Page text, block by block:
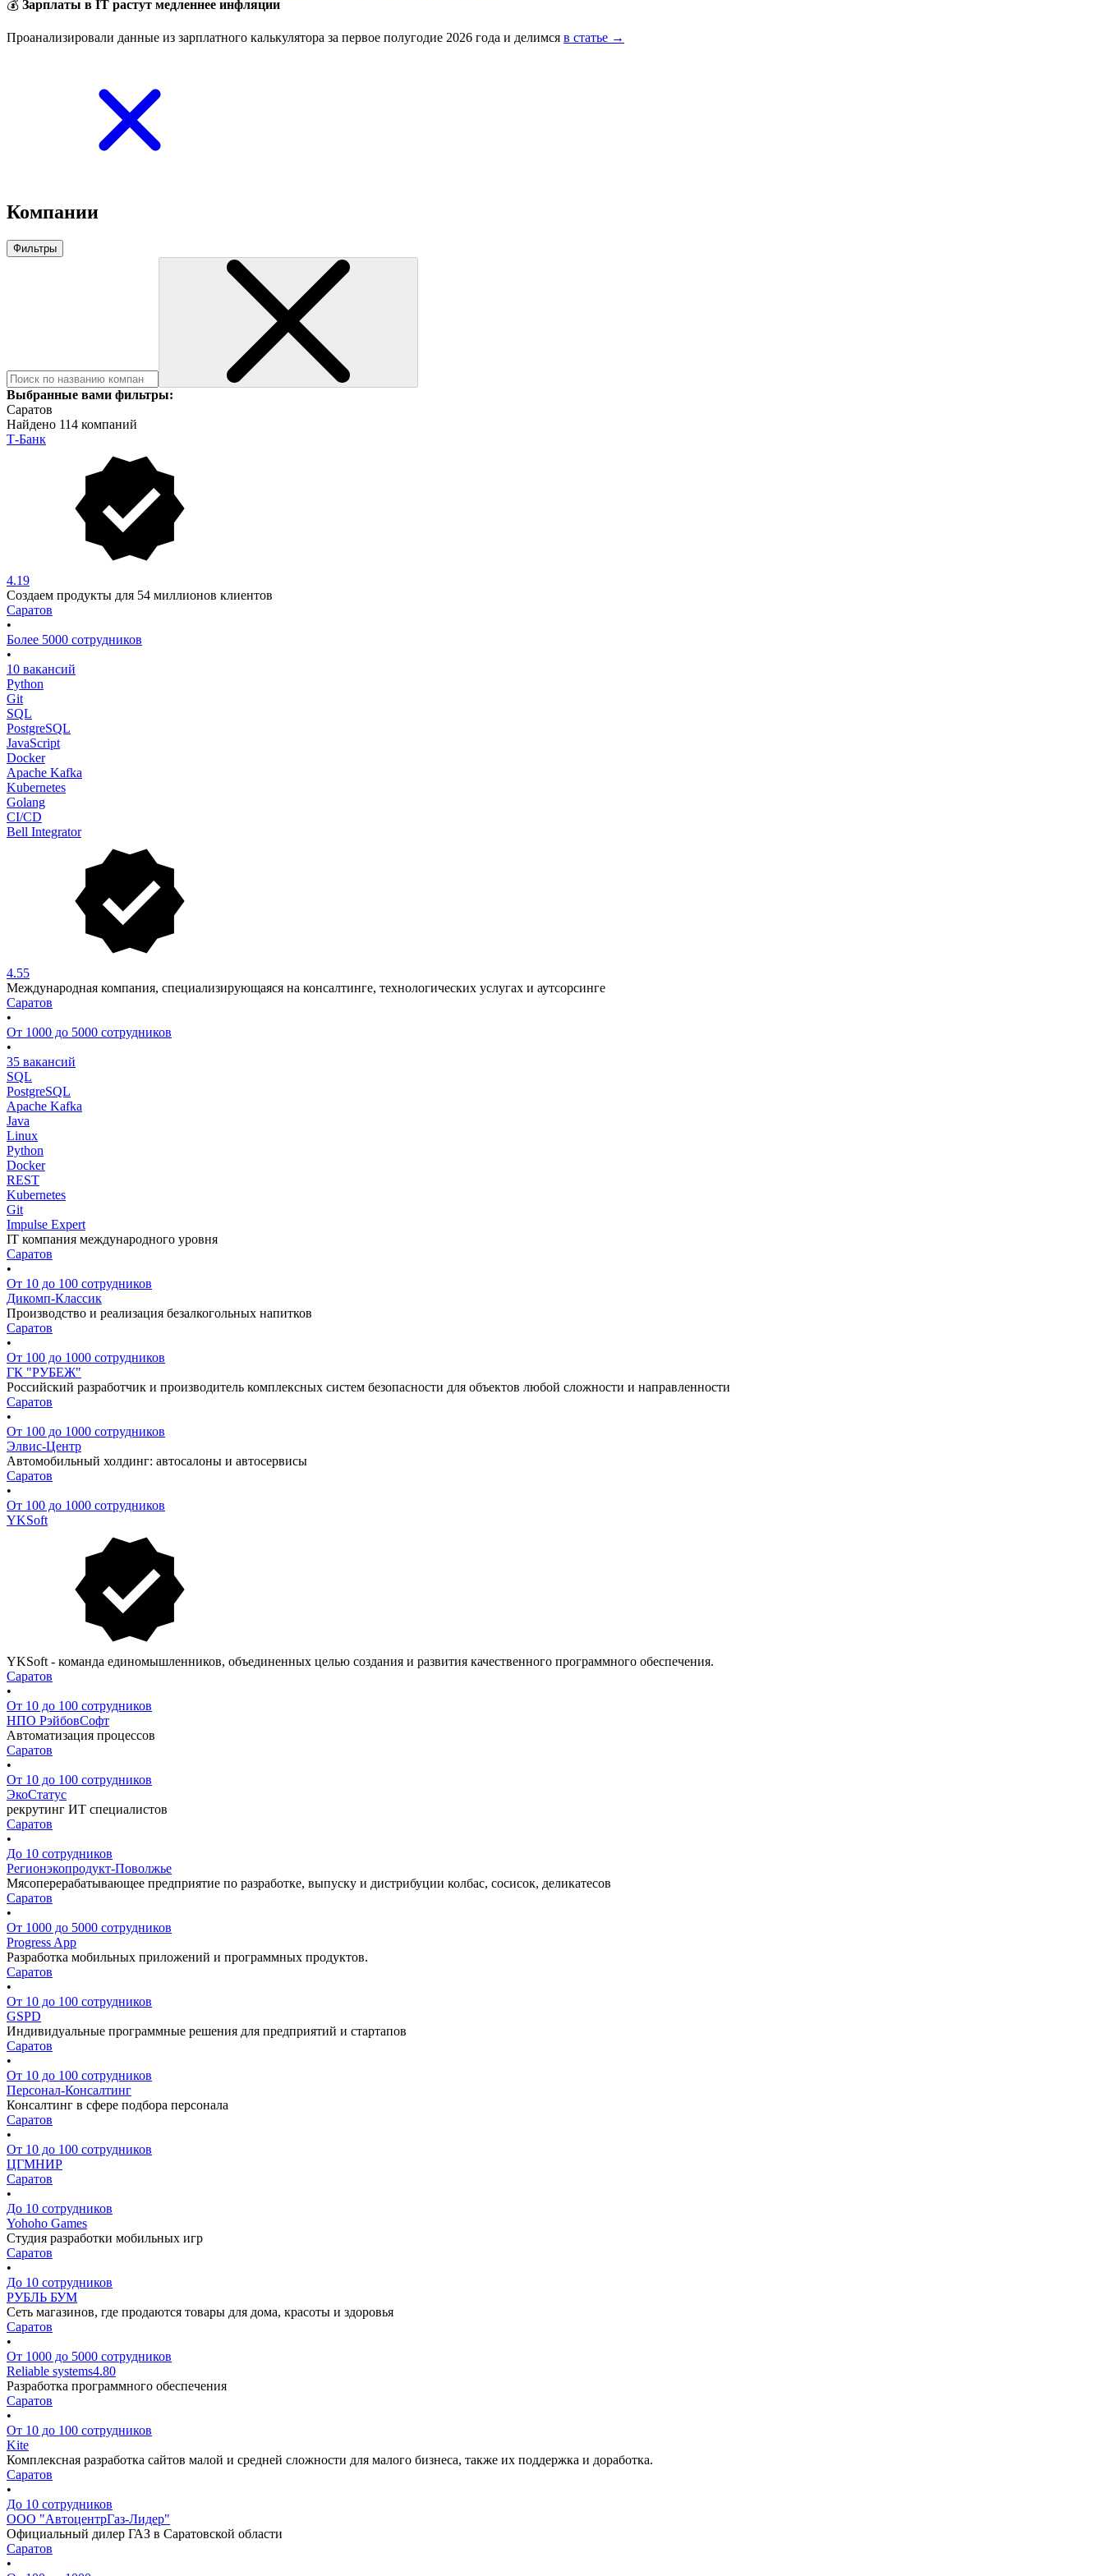
💰 Зарплаты в IT растут медленнее инфляции
Проанализировали данные из зарплатного калькулятора за первое полугодие 2026 года и делимся в статье →
Компании
Фильтры
Выбранные вами фильтры:
Саратов
Найдено 114 компаний
Т-Банк
4.19
Создаем продукты для 54 миллионов клиентов
Саратов
•
Более 5000 сотрудников
•
10 вакансий
Python
Git
SQL
PostgreSQL
JavaScript
Docker
Apache Kafka
Kubernetes
Golang
CI/CD
Bell Integrator
4.55
Международная компания, специализирующаяся на консалтинге, технологических услугах и аутсорсинге
Саратов
•
От 1000 до 5000 сотрудников
•
35 вакансий
SQL
PostgreSQL
Apache Kafka
Java
Linux
Python
Docker
REST
Kubernetes
Git
Impulse Expert
IT компания международного уровня
Саратов
•
От 10 до 100 сотрудников
Дикомп-Классик
Производство и реализация безалкогольных напитков
Саратов
•
От 100 до 1000 сотрудников
ГК "РУБЕЖ"
Российский разработчик и производитель комплексных систем безопасности для объектов любой сложности и направленности
Саратов
•
От 100 до 1000 сотрудников
Элвис-Центр
Автомобильный холдинг: автосалоны и автосервисы
Саратов
•
От 100 до 1000 сотрудников
YKSoft
YKSoft - команда единомышленников, объединенных целью создания и развития качественного программного обеспечения.
Саратов
•
От 10 до 100 сотрудников
НПО РэйбовСофт
Автоматизация процессов
Саратов
•
От 10 до 100 сотрудников
ЭкоСтатус
рекрутинг ИТ специалистов
Саратов
•
До 10 сотрудников
Регионэкопродукт-Поволжье
Мясоперерабатывающее предприятие по разработке, выпуску и дистрибуции колбас, сосисок, деликатесов
Саратов
•
От 1000 до 5000 сотрудников
Progress App
Разработка мобильных приложений и программных продуктов.
Саратов
•
От 10 до 100 сотрудников
GSPD
Индивидуальные программные решения для предприятий и стартапов
Саратов
•
От 10 до 100 сотрудников
Персонал-Консалтинг
Консалтинг в сфере подбора персонала
Саратов
•
От 10 до 100 сотрудников
ЦГМНИР
Саратов
•
До 10 сотрудников
Yohoho Games
Студия разработки мобильных игр
Саратов
•
До 10 сотрудников
РУБЛЬ БУМ
Сеть магазинов, где продаются товары для дома, красоты и здоровья
Саратов
•
От 1000 до 5000 сотрудников
Reliable systems4.80
Разработка программного обеспечения
Саратов
•
От 10 до 100 сотрудников
Kite
Комплексная разработка сайтов малой и средней сложности для малого бизнеса, также их поддержка и доработка.
Саратов
•
До 10 сотрудников
ООО "АвтоцентрГаз-Лидер"
Официальный дилер ГАЗ в Саратовской области
Саратов
•